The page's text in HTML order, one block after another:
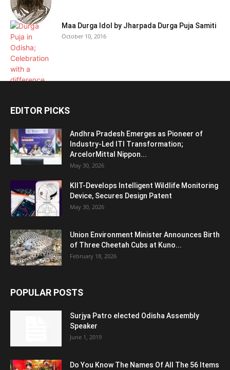
Maa Durga Idol by Jharpada Durga Puja Samiti
October 10, 2016
EDITOR PICKS
Andhra Pradesh Emerges as Pioneer of
Industry-Led ITI Transformation;
ArcelorMittal Nippon...
May 30, 2026
KIIT-Develops Intelligent Wildlife Monitoring
Device, Secures Design Patent
May 30, 2026
Union Environment Minister Announces Birth
of Three Cheetah Cubs at Kuno...
February 18, 2026
POPULAR POSTS
Surjya Patro elected Odisha Assembly
Speaker
June 1, 2019
Do You Know The Names Of All The 56 Items